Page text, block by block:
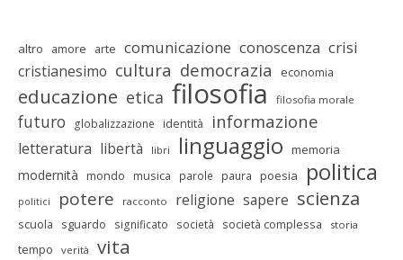
altro amore arte comunicazione conoscenza crisi
cristianesimo cultura democrazia economia
educazione etica filosofia filosofia morale
futuro globalizzazione identità informazione
letteratura libertà libri linguaggio memoria
modernità mondo musica parole paura poesia politica
politici potere racconto religione sapere scienza
scuola sguardo significato società società complessa storia
tempo verità vita